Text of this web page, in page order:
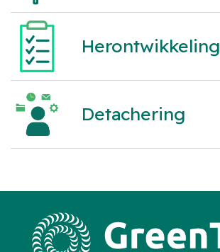
Herontwikkeling
Detachering